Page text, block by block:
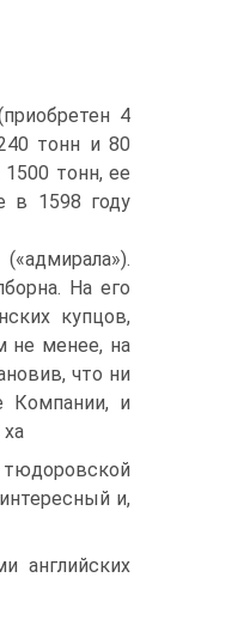
4
тонн и 80
тонн, ее
в 1598 году
На его
купцов,
не менее, на
что ни
Компании, и
тюдоровской
и,
английских